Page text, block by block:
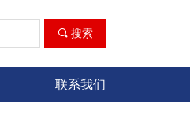
끠 搜索
联系我们